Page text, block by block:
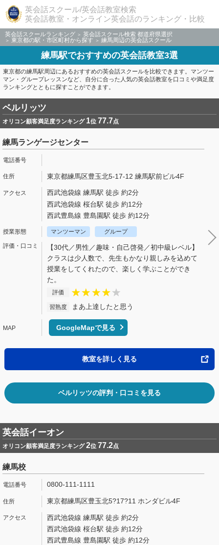
英会話スクール/英会話教室検索
英会話教室・オンライン英会話のランキング・比較
英会話スクールランキング
英会話スクール検索 都道府県選択
東京都の駅・市区町村から探す
練馬周辺の英会話スクール
練馬駅でおすすめの英会話教室3選
東京都の練馬駅周辺にあるおすすめの英会話スクールを比較できます。マンツー
マン・グループレッスンなど、自分に合った人気の英会話教室を口コミや満足度
ランキングとともに探すことができます。
ベルリッツ
オリコン顧客満足度ランキング 1位 77.7点
練馬ランゲージセンター
東京都練馬区豊玉北5-17-12 練馬駅前ビル4F
西武池袋線 練馬駅 徒歩 約2分
西武池袋線 桜台駅 徒歩 約12分
西武豊島線 豊島園駅 徒歩 約12分
マンツーマン グループ
【30代／男性／趣味・自己啓発／初中級レベル】
クラスは少人数で、先生もかなり親しみを込めて
授業をしてくれたので、楽しく学ぶことができ
た。
評価
習熟度 まあ上達したと思う
GoogleMapで見る
教室を詳しく見る
ベルリッツの評判・口コミを見る
英会話イーオン
オリコン顧客満足度ランキング2位 77.2点
練馬校
0800-111-1111
東京都練馬区豊玉北5?17?11 ホンダビル4F
西武池袋線 練馬駅 徒歩 約2分
西武池袋線 桜台駅 徒歩 約12分
西武豊島線 豊島園駅 徒歩 約12分